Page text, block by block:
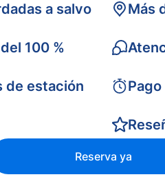
a salvo
100 %
de estación
Más
Reserva ya